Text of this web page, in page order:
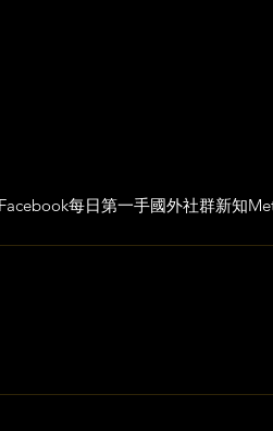
Facebook每日第一手國外社群新知